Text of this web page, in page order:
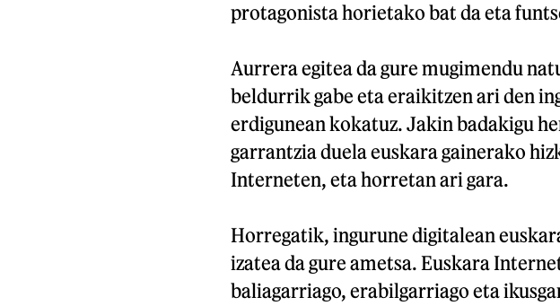
protagonista horietako bat da eta
Aurrera egitea da gure mugimendu
beldurrik gabe eta eraikitzen ari den
erdigunean kokatuz. Jakin badakigu
garrantzia duela euskara gainerako
Interneten, eta horretan ari gara.
Horregatik, ingurune digitalean
izatea da gure ametsa. Euskara
baliagarriago, erabilgarriago eta